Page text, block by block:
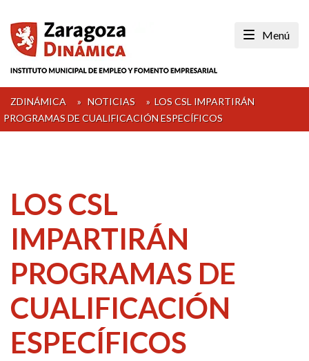
content
Menú
ZDINÁMICA » NOTICIAS » LOS CSL IMPARTIRÁN
PROGRAMAS DE CUALIFICACIÓN ESPECÍFICOS
LOS CSL
IMPARTIRÁN
PROGRAMAS DE
CUALIFICACIÓN
ESPECÍFICOS